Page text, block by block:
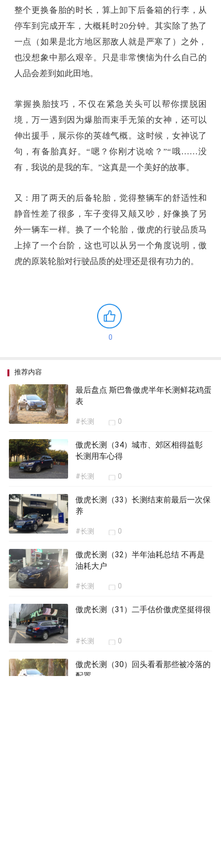
整个更换备胎的时长，算上卸下后备箱的行李，从
停车到完成开车，大概耗时20分钟。其实除了热了
一点（如果是北方地区那敌人就是严寒了）之外，
也没想象中那么艰辛。只是非常懊恼为什么自己的
人品会差到如此田地。
掌握换胎技巧，不仅在紧急关头可以帮你摆脱困
境，万一遇到因为爆胎而束手无策的女神，还可以
伸出援手，展示你的英雄气概。这时候，女神说了
句，有备胎真好。“嗯？你刚才说啥？”“哦……没
有，我说的是我的车。”这真是一个美好的故事。
又：用了两天的后备轮胎，觉得整辆车的舒适性和
静音性差了很多，车子变得又颠又吵，好像换了另
外一辆车一样。换了一个轮胎，傲虎的行驶品质马
上掉了一个台阶，这也可以从另一个角度说明，傲
虎的原装轮胎对行驶品质的处理还是很有功力的。
0
推荐内容
最后盘点 斯巴鲁傲虎半年长测鲜花鸡蛋
表
#长测 0
傲虎长测（34）城市、郊区相得益彰
长测用车心得
#长测 0
傲虎长测（33）长测结束前最后一次保
养
#长测 0
傲虎长测（32）半年油耗总结 不再是
油耗大户
#长测 0
傲虎长测（31）二手估价傲虎坚挺得很
#长测 0
傲虎长测（30）回头看看那些被冷落的
配置